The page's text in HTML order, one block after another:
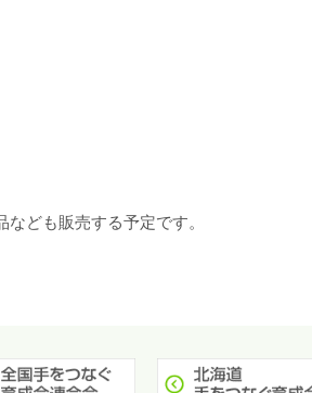
ども販売する予定です。